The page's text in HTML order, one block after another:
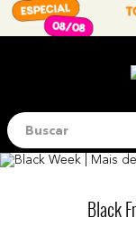
Buscar
Black
Termos mais
corretivo